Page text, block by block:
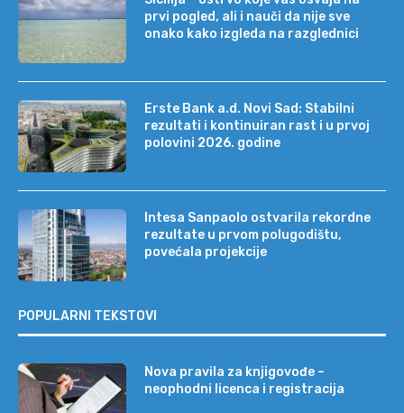
prvi pogled, ali i nauči da nije sve
onako kako izgleda na razglednici
Erste Bank a.d. Novi Sad: Stabilni
rezultati i kontinuiran rast i u prvoj
polovini 2026. godine
Intesa Sanpaolo ostvarila rekordne
rezultate u prvom polugodištu,
povećala projekcije
POPULARNI TEKSTOVI
Nova pravila za knjigovođe –
neophodni licenca i registracija